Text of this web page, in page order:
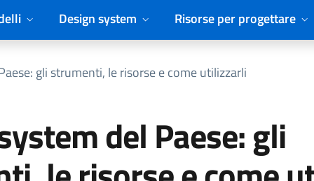
Design system Risorse per progettare
gli strumenti, le risorse e come utilizzarli
del Paese: gli